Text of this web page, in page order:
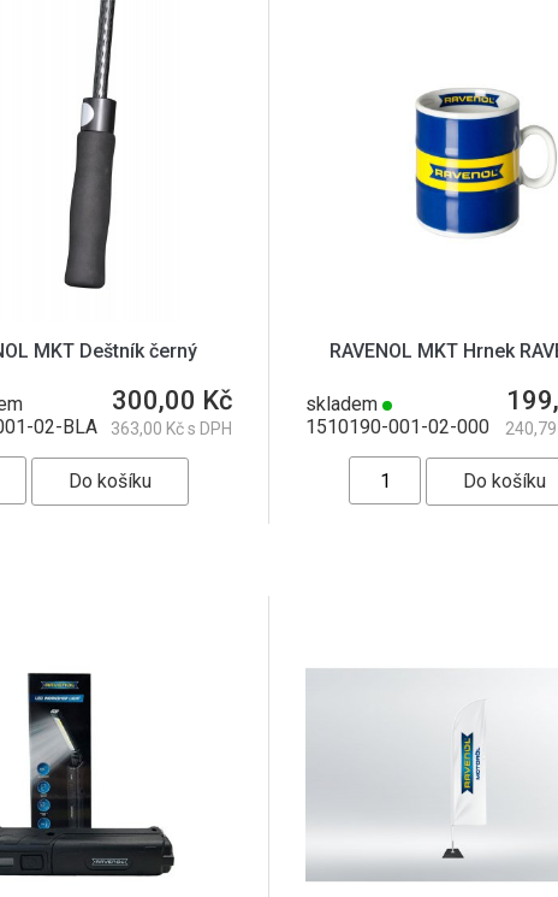
MKT Deštník černý
02-BLA
300,00 Kč
363,00 Kč s DPH
RAVENOL MKT Hrnek
skladem
1510190-001-02-000
240,79